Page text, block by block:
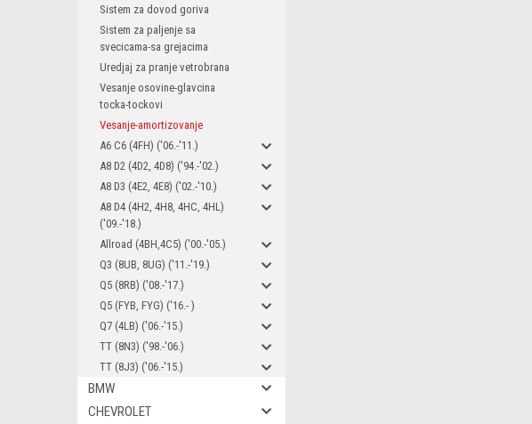
Sistem za dovod goriva
Sistem za paljenje sa
svecicama-sa grejacima
Uredjaj za pranje vetrobrana
Vesanje osovine-glavcina
tocka-tockovi
Vesanje-amortizovanje
A6 C6 (4FH) ('06.-'11.)
A8 D2 (4D2, 4D8) ('94.-'02.)
A8 D3 (4E2, 4E8) ('02.-'10.)
A8 D4 (4H2, 4H8, 4HC, 4HL)
('09.-'18.)
Allroad (4BH,4C5) ('00.-'05.)
Q3 (8UB, 8UG) ('11.-'19.)
Q5 (8RB) ('08.-'17.)
Q5 (FYB, FYG) ('16.- )
Q7 (4LB) ('06.-'15.)
TT (8N3) ('98.-'06.)
TT (8J3) ('06.-'15.)
BMW
CHEVROLET